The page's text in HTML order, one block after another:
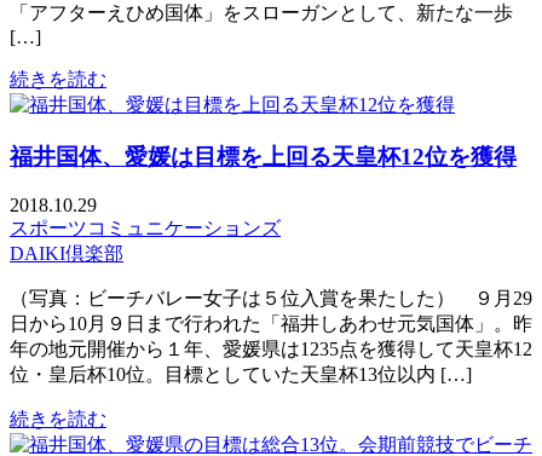
「アフターえひめ国体」をスローガンとして、新たな一歩
[…]
続きを読む
福井国体、愛媛は目標を上回る天皇杯12位を獲得
2018.10.29
スポーツコミュニケーションズ
DAIKI倶楽部
（写真：ビーチバレー女子は５位入賞を果たした） ９月29
日から10月９日まで行われた「福井しあわせ元気国体」。昨
年の地元開催から１年、愛媛県は1235点を獲得して天皇杯12
位・皇后杯10位。目標としていた天皇杯13位以内 […]
続きを読む